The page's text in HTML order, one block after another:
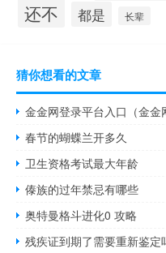
还不 都是 长辈
猜你想看的文章
金金网登录平台入口（金金
春节的蝴蝶兰开多久
卫生资格考试最大年龄
傣族的过年禁忌有哪些
奥特曼格斗进化0 攻略
残疾证到期了需要重新鉴定